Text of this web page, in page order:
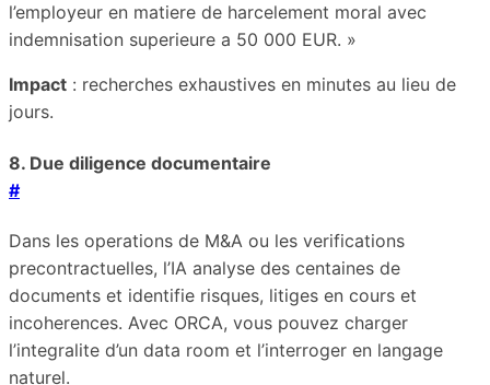
l’employeur en matiere de harcelement moral avec
indemnisation superieure a 50 000 EUR. »
Impact : recherches exhaustives en minutes au lieu de
jours.
8. Due diligence documentaire
#
Dans les operations de M&A ou les verifications
precontractuelles, l’IA analyse des centaines de
documents et identifie risques, litiges en cours et
incoherences. Avec ORCA, vous pouvez charger
l’integralite d’un data room et l’interroger en langage
naturel.